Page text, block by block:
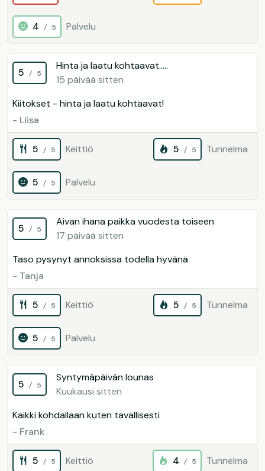
4 / 5 Palvelu
5 / 5
Hinta ja laatu kohtaavat…..
15 päivää sitten
Kiitokset - hinta ja laatu kohtaavat!
- Liisa
5 / 5 Keittiö 5 / 5 Tunnelma
5 / 5 Palvelu
5 / 5
Aivan ihana paikka vuodesta toiseen
17 päivää sitten
Taso pysynyt annoksissa todella hyvänä
- Tanja
5 / 5 Keittiö 5 / 5 Tunnelma
5 / 5 Palvelu
5 / 5
Syntymäpäivän lounas
Kuukausi sitten
Kaikki kohdallaan kuten tavallisesti
- Frank
5 / 5 Keittiö 4 / 5 Tunnelma